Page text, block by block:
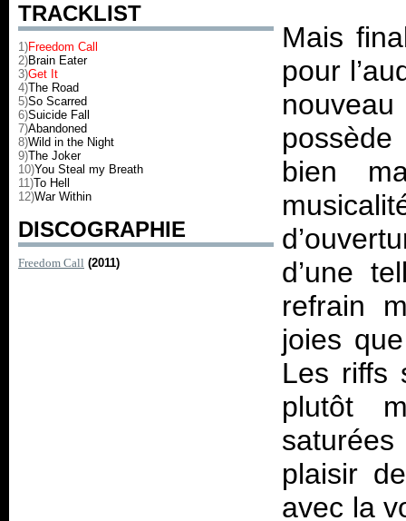
TRACKLIST
1)Freedom Call
2)Brain Eater
3)Get It
4)The Road
5)So Scarred
6)Suicide Fall
7)Abandoned
8)Wild in the Night
9)The Joker
10)You Steal my Breath
11)To Hell
12)War Within
DISCOGRAPHIE
Freedom Call (2011)
Mais
pour
bien
d’une
refrain
joies
Les riffs
plutôt
plaisir
avec la